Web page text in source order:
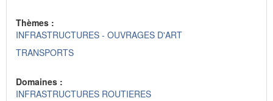
Thèmes :
INFRASTRUCTURES - OUVRAGES D'ART
TRANSPORTS
Domaines :
INFRASTRUCTURES ROUTIERES